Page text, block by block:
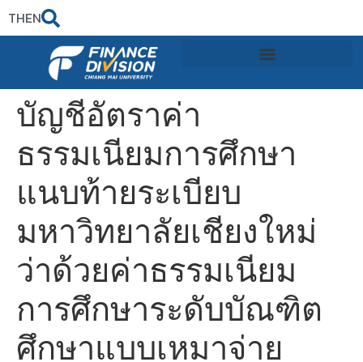
THEN
บัญชีอัตราค่า
ธรรมเนียมการศึกษา
แนบท้ายระเบียบ
มหาวิทยาลัยเชียงใหม่
ว่าด้วยค่าธรรมเนียม
การศึกษาระดับบัณฑิต
ศึกษาแบบเหมาจ่าย